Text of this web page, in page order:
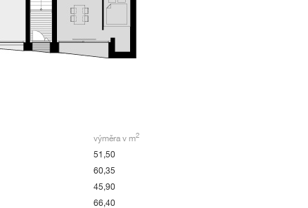
výměra v m2
51,50
60,35
45,90
66,40